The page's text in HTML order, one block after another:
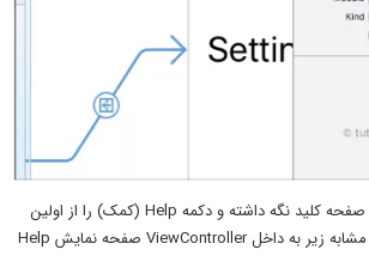
اکنون دکمه Ctrl را از روی صفحه کلید نگه داشته و دکمه Help (کمک) را از اولین
Viewconroller کشیده و مشابه زیر به داخل ViewController صفحه نمایش Help